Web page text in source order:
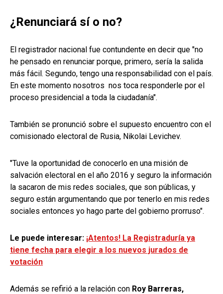
¿Renunciará sí o no?
El registrador nacional fue contundente en decir que "no
he pensado en renunciar porque, primero, sería la salida
más fácil. Segundo, tengo una responsabilidad con el país.
En este momento nosotros nos toca responderle por el
proceso presidencial a toda la ciudadanía".
También se pronunció sobre el supuesto encuentro con el
comisionado electoral de Rusia, Nikolai Levichev.
"Tuve la oportunidad de conocerlo en una misión de
salvación electoral en el año 2016 y seguro la información
la sacaron de mis redes sociales, que son públicas, y
seguro están argumentando que por tenerlo en mis redes
sociales entonces yo hago parte del gobierno prorruso".
Le puede interesar: ¡Atentos! La Registraduría ya
tiene fecha para elegir a los nuevos jurados de
votación
Además se refirió a la relación con Roy Barreras,